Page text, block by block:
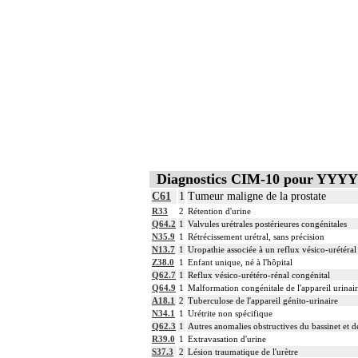
Diagnostics CIM-10 pour
C61 1 Tumeur maligne de la prostate
R33 2 Rétention d'urine
Q64.2 1 Valvules urétrales postérieures congénitales
N35.9 1 Rétrécissement urétral, sans précision
N13.7 1 Uropathie associée à un reflux vésico-urétéral
Z38.0
1 Enfant unique, né à l'hôpital
Q62.7 1 Reflux vésico-urétéro-rénal congénital
Q64.9 1 Malformation congénitale de l'appareil
A18.1 2 Tuberculose de l'appareil génito-urinaire
N34.1
1 Urétrite non spécifique
Q62.3 1
Autres anomalies obstructives du bassinet et
R39.0 1 Extravasation d'urine
S37.3
2 Lésion traumatique de l'urètre